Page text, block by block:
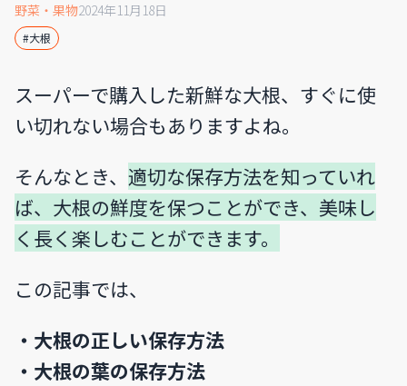
野菜・果物2024年11月18日
#大根
スーパーで購入した新鮮な大根、すぐに使
い切れない場合もありますよね。
そんなとき、 適切な保存方法を知っていれ
ば、大根の鮮度を保つことができ、美味し
く長く楽しむことができます。
この記事では、
・大根の正しい保存方法
・大根の葉の保存方法